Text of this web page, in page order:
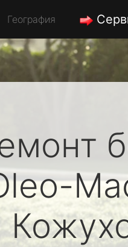
География